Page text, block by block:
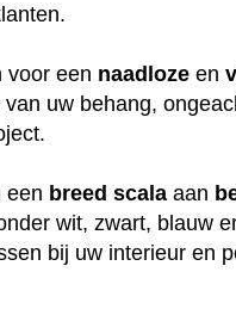
voor een naadloze en
van uw behang,
een breed scala aan
wit, zwart, blauw
bij uw interieur en